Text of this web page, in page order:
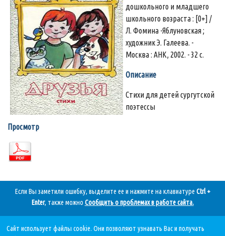
дошкольного и младшего
школьного возраста : [0+] /
Л. Фомина -Яблуновская ;
художник Э. Галеева. -
Москва : АНК, 2002. - 32 с.
Описание
Стихи для детей сургутской
поэтессы
Просмотр
Если Вы заметили ошибку, выделите ее и нажмите на клавиатуре Ctrl +
Enter, также можно Сообщить о проблемах в работе сайта.
Дата последнего обновления:
Сайт использует файлы cookie. Они позволяют узнавать Вас и получать